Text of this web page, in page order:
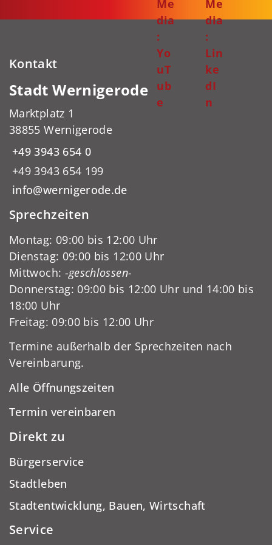
Me
dia
:
Yo
uT
ub
e
Me
dia
:
Lin
ke
dI
n
Kontakt
Stadt Wernigerode
Marktplatz 1
38855 Wernigerode
+49 3943 654 0
+49 3943 654 199
info@wernigerode.de
Sprechzeiten
Montag: 09:00 bis 12:00 Uhr
Dienstag: 09:00 bis 12:00 Uhr
Mittwoch: -geschlossen-
Donnerstag: 09:00 bis 12:00 Uhr und 14:00 bis
18:00 Uhr
Freitag: 09:00 bis 12:00 Uhr
Termine außerhalb der Sprechzeiten nach
Vereinbarung.
Alle Öffnungszeiten
Termin vereinbaren
Direkt zu
Bürgerservice
Stadtleben
Stadtentwicklung, Bauen, Wirtschaft
Service